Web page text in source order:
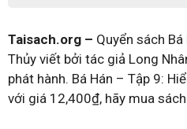
Taisach.org – Quyển sách
Thủy viết bởi tác giả Long
phát hành. Bá Hán – Tập 9:
với giá 12,400₫, hãy mua